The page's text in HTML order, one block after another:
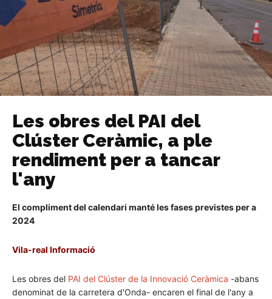
Les obres del PAI del
Clúster Ceràmic, a ple
rendiment per a tancar
l'any
El compliment del calendari manté les fases previstes per a
2024
Vila-real Informació
Les obres del PAI del Clúster de la Innovació Ceràmica -abans
denominat de la carretera d'Onda- encaren el final de l'any a